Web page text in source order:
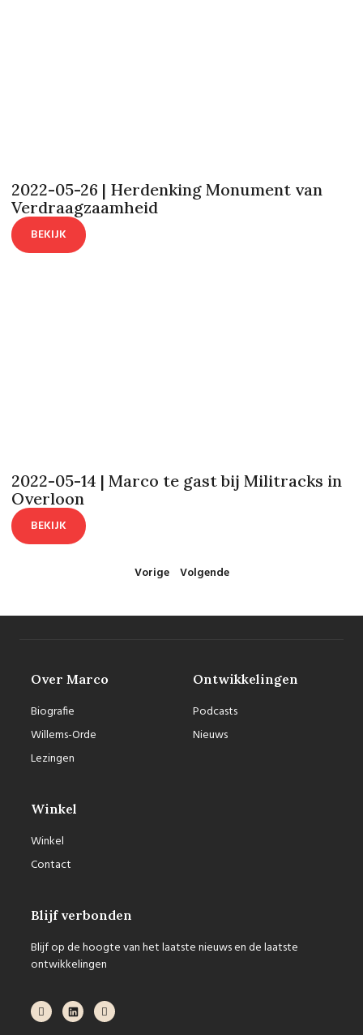
2022-05-26 | Herdenking Monument van
Verdraagzaamheid
BEKIJK
2022-05-14 | Marco te gast bij Militracks in
Overloon
BEKIJK
Vorige Volgende
Over Marco
Biografie
Willems-Orde
Lezingen
Ontwikkelingen
Podcasts
Nieuws
Winkel
Winkel
Contact
Blijf verbonden
Blijf op de hoogte van het laatste nieuws en de laatste
ontwikkelingen